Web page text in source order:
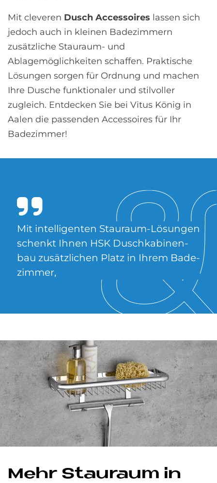
Mit cleveren Dusch Accessoires lassen sich
jedoch auch in kleinen Badezimmern
zusätzliche Stauraum- und
Ablagemöglichkeiten schaffen. Praktische
Lösungen sorgen für Ordnung und machen
Ihre Dusche funktionaler und stilvoller
zugleich. Entdecken Sie bei Vitus König in
Aalen die passenden Accessoires für Ihr
Badezimmer!
Mit in­tel­li­gen­ten Stau­raum-Lö­sun­gen
schen­kt Ih­nen HSK Dusch­ka­bi­nen­
bau zu­sätz­li­chen Pla­tz in Ih­rem Ba­de­
zim­mer,
Mehr Stau­raum in